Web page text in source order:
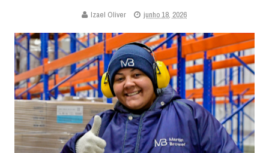
Izael Oliver junho 18, 2026